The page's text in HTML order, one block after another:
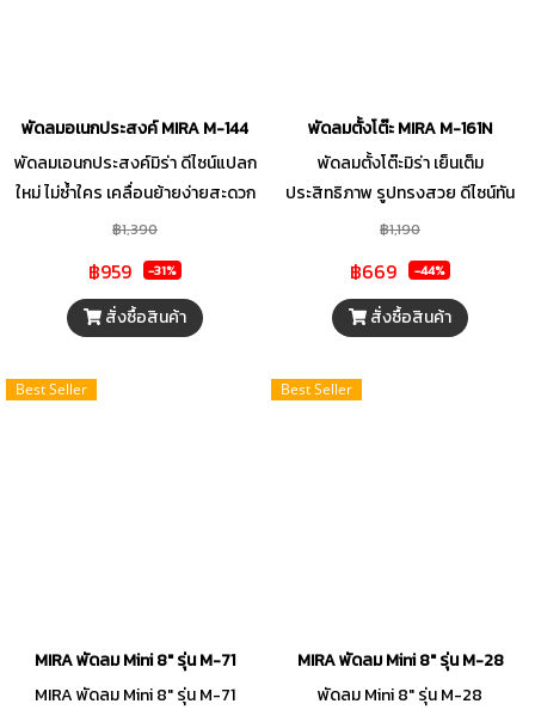
พัดลมอเนกประสงค์ MIRA M-144
พัดลมเอนกประสงค์มิร่า ดีไซน์แปลก
ใหม่ ไม่ซ้ำใคร เคลื่อนย้ายง่ายสะดวก
สะบาย ได้รับการรับรองมาตรฐาน
฿1,390
฿959 -31%
สั่งซื้อสินค้า
พัดลมตั้งโต๊ะ MIRA M-161N
พัดลมตั้งโต๊ะมิร่า เย็นเต็ม
ประสิทธิภาพ รูปทรงสวย ดีไซน์ทัน
สมัย โดดเด่นกับสีสันที่มีให้เลือก
ปรับส่ายซ้าย-ขวา และหยุดส่ายได้
ตามต้องการ
฿1,190
฿669 -44%
สั่งซื้อสินค้า
Best Seller
MIRA พัดลม Mini 8" รุ่น M-71
MIRA พัดลม Mini 8" รุ่น M-71
Best Seller
MIRA พัดลม Mini 8" รุ่น M-28
พัดลม Mini 8" รุ่น M-28